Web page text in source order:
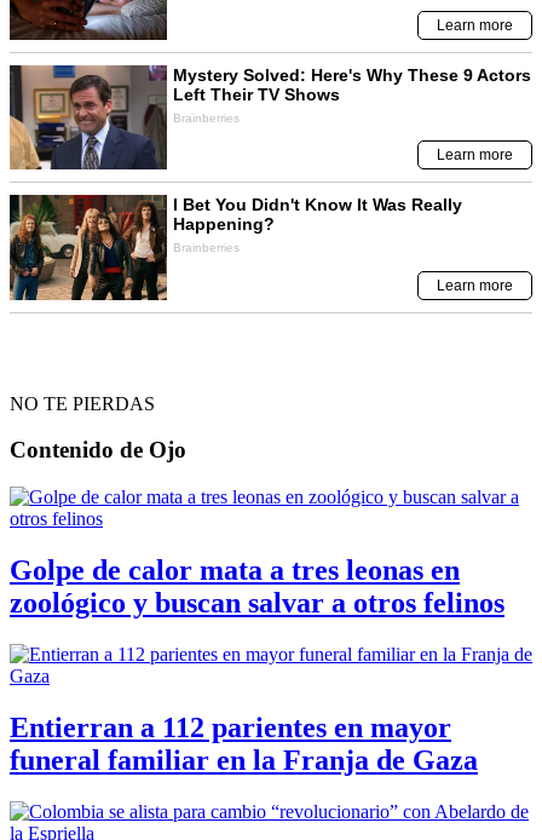
NO TE PIERDAS
Contenido de Ojo
Golpe de calor mata a tres leonas en
zoológico y buscan salvar a otros felinos
Entierran a 112 parientes en mayor
funeral familiar en la Franja de Gaza